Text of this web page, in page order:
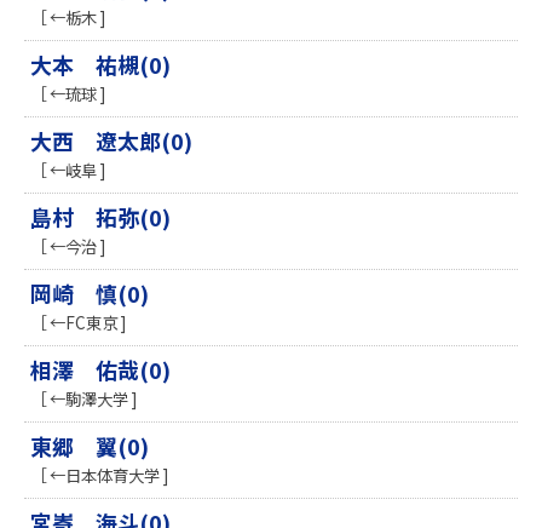
［ ←栃木 ]
大本 祐槻(0)
［ ←琉球 ]
大西 遼太郎(0)
［ ←岐阜 ]
島村 拓弥(0)
［ ←今治 ]
岡崎 慎(0)
［ ←FC東京 ]
相澤 佑哉(0)
［ ←駒澤大学 ]
東郷 翼(0)
［ ←日本体育大学 ]